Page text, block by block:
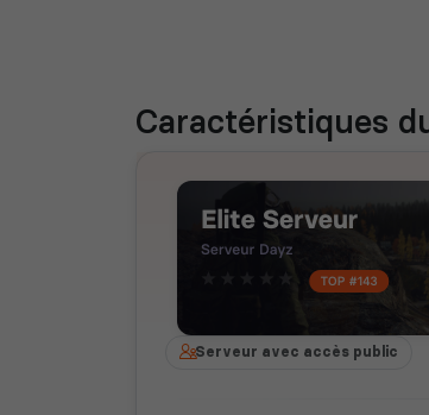
Caractéristiques
Serveur avec accès public